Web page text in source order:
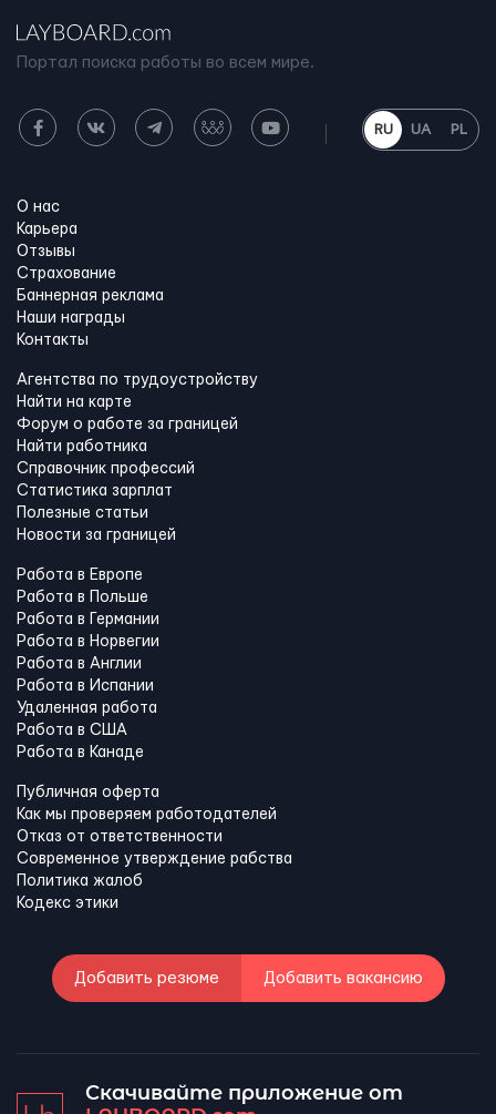
Портал поиска работы во всем мире.
RU UA PL
О нас
Карьера
Отзывы
Страхование
Баннерная реклама
Наши награды
Контакты
Агентства по трудоустройству
Найти на карте
Форум о работе за границей
Найти работника
Справочник профессий
Статистика зарплат
Полезные статьи
Новости за границей
Работа в Европе
Работа в Польше
Работа в Германии
Работа в Норвегии
Работа в Англии
Работа в Испании
Удаленная работа
Работа в США
Работа в Канадe
Публичная оферта
Как мы проверяем работодателей
Отказ от ответственности
Современное утверждение рабства
Политика жалоб
Кодекс этики
Добавить резюме Добавить вакансию
Скачивайте приложение от